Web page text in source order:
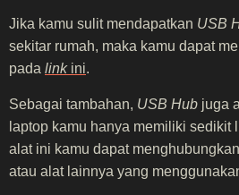
Jika kamu sulit mendapatkan USB
sekitar rumah, maka kamu dapat
pada linkini.
Sebagai tambahan, USB Hub juga
laptop kamu hanya memiliki sedikit
alat ini kamu dapat
atau alat lainnya yang